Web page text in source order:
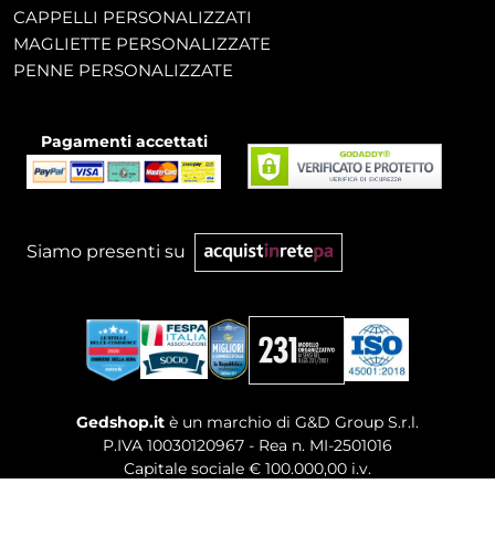
CAPPELLI PERSONALIZZATI
MAGLIETTE PERSONALIZZATE
PENNE PERSONALIZZATE
Pagamenti accettati
Siamo presenti su
Gedshop.it è un marchio di G&D Group S.r.l.
P.IVA 10030120967 - Rea n. MI-2501016
Capitale sociale € 100.000,00 i.v.